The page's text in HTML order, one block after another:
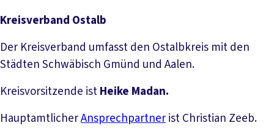
Kreisverband Ostalb
Der Kreisverband umfasst den Ostalbkreis mit den
Städten Schwäbisch Gmünd und Aalen.
Kreisvorsitzende istHeike Madan.
HauptamtlicherAnsprechpartnerist Christian Zeeb.